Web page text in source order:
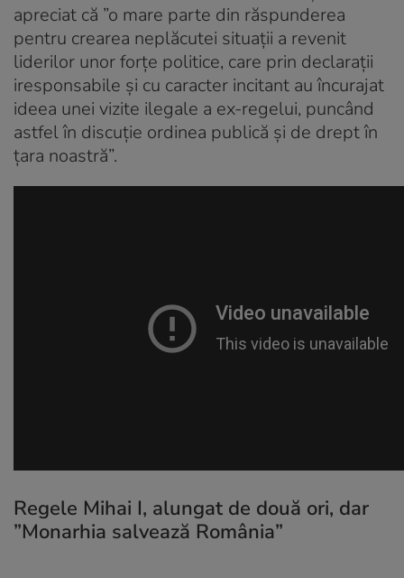
apreciat că ”o mare parte din răspunderea
pentru crearea neplăcutei situații a revenit
liderilor unor forțe politice, care prin declarații
iresponsabile și cu caracter incitant au încurajat
ideea unei vizite ilegale a ex-regelui, puncând
astfel în discuție ordinea publică și de drept în
țara noastră”.
Regele Mihai I, alungat de două ori, dar
”Monarhia salvează România”